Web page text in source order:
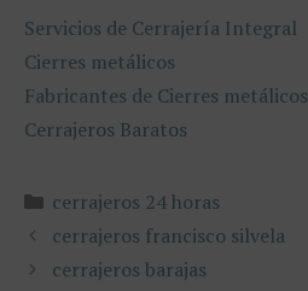
Servicios de Cerrajería Integral
Cierres metálicos
Fabricantes de Cierres metálicos
Cerrajeros Baratos
Categorías
cerrajeros 24 horas
cerrajeros francisco silvela
cerrajeros barajas